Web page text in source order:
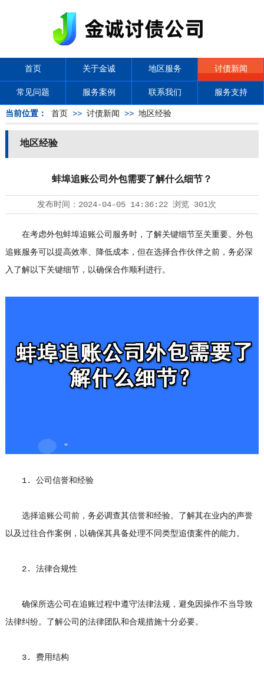
首页 关于金诚 地区服务 讨债新闻
常见问题 服务案例 联系我们 服务支持
当前位置： 首页 >> 讨债新闻 >> 地区经验
地区经验
蚌埠追账公司外包需要了解什么细节？
发布时间： 2024-04-05 14:36:22浏览 301次
在考虑外包蚌埠追账公司服务时，了解关键细节至关重要。外包
追账服务可以提高效率、降低成本，但在选择合作伙伴之前，务必深
入了解以下关键细节，以确保合作顺利进行。
1. 公司信誉和经验
选择追账公司前，务必调查其信誉和经验。了解其在业内的声誉
以及过往合作案例，以确保其具备处理不同类型追债案件的能力。
2. 法律合规性
确保所选公司在追账过程中遵守法律法规，避免因操作不当导致
法律纠纷。了解公司的法律团队和合规措施十分必要。
3. 费用结构